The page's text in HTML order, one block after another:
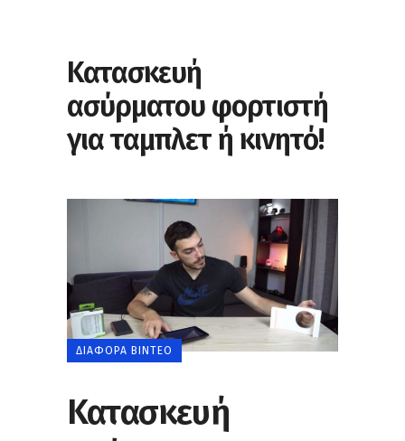
Κατασκευή
ασύρματου φορτιστή
για ταμπλετ ή κινητό!
ΔΙΆΦΟΡΑ ΒΊΝΤΕΟ
Κατασκευή